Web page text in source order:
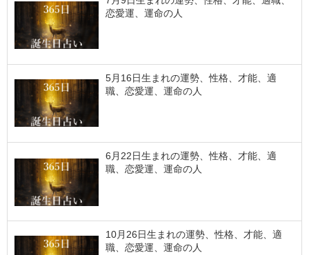
恋愛運、運命の人
5月16日生まれの運勢、性格、才能、適
職、恋愛運、運命の人
6月22日生まれの運勢、性格、才能、適
職、恋愛運、運命の人
10月26日生まれの運勢、性格、才能、適
職、恋愛運、運命の人